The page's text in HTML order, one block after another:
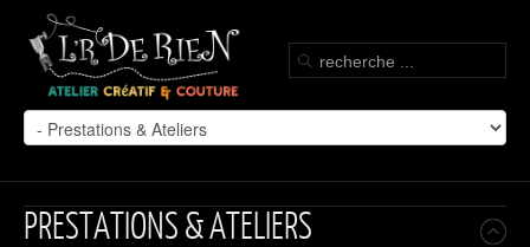
PRESTATIONS & ATELIERS